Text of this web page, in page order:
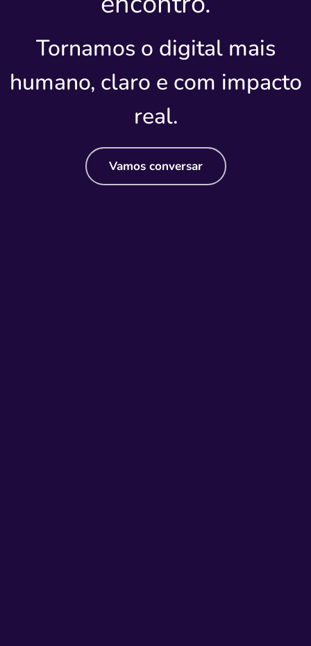
Tornamos o digital mais
humano, claro e com impacto
real.
Vamos conversar